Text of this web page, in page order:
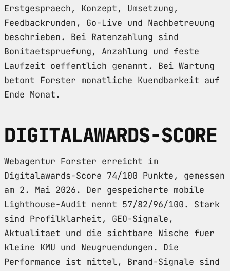
Erstgespraech, Konzept, Umsetzung,
Feedbackrunden, Go-Live und Nachbetreuung
beschrieben. Bei Ratenzahlung sind
Bonitaetspruefung, Anzahlung und feste
Laufzeit oeffentlich genannt. Bei Wartung
betont Forster monatliche Kuendbarkeit auf
Ende Monat.
DIGITALAWARDS-SCORE
Webagentur Forster erreicht im
Digitalawards-Score 74/100 Punkte, gemessen
am 2. Mai 2026. Der gespeicherte mobile
Lighthouse-Audit nennt 57/82/96/100. Stark
sind Profilklarheit, GEO-Signale,
Aktualitaet und die sichtbare Nische fuer
kleine KMU und Neugruendungen. Die
Performance ist mittel, Brand-Signale sind